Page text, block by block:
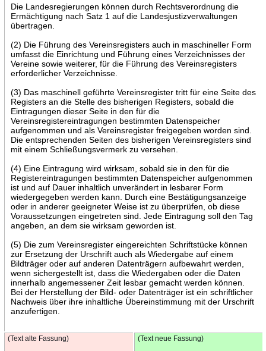
Die Landesregierungen können durch Rechtsverordnung die
Ermächtigung nach Satz 1 auf die Landesjustizverwaltungen
übertragen.
(2) Die Führung des Vereinsregisters auch in maschineller Form
umfasst die Einrichtung und Führung eines Verzeichnisses der
Vereine sowie weiterer, für die Führung des Vereinsregisters
erforderlicher Verzeichnisse.
(3) Das maschinell geführte Vereinsregister tritt für eine Seite des
Registers an die Stelle des bisherigen Registers, sobald die
Eintragungen dieser Seite in den für die
Vereinsregistereintragungen bestimmten Datenspeicher
aufgenommen und als Vereinsregister freigegeben worden sind.
Die entsprechenden Seiten des bisherigen Vereinsregisters sind
mit einem Schließungsvermerk zu versehen.
(4) Eine Eintragung wird wirksam, sobald sie in den für die
Registereintragungen bestimmten Datenspeicher aufgenommen
ist und auf Dauer inhaltlich unverändert in lesbarer Form
wiedergegeben werden kann. Durch eine Bestätigungsanzeige
oder in anderer geeigneter Weise ist zu überprüfen, ob diese
Voraussetzungen eingetreten sind. Jede Eintragung soll den Tag
angeben, an dem sie wirksam geworden ist.
(5) Die zum Vereinsregister eingereichten Schriftstücke können
zur Ersetzung der Urschrift auch als Wiedergabe auf einem
Bildträger oder auf anderen Datenträgern aufbewahrt werden,
wenn sichergestellt ist, dass die Wiedergaben oder die Daten
innerhalb angemessener Zeit lesbar gemacht werden können.
Bei der Herstellung der Bild- oder Datenträger ist ein schriftlicher
Nachweis über ihre inhaltliche Übereinstimmung mit der Urschrift
anzufertigen.
(Text alte Fassung) (Text neue Fassung)